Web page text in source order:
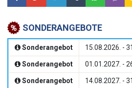
SONDERANGEBOTE
Sonderangebot 15.08.2026. -
Sonderangebot 01.01.2027. -
Sonderangebot 14.08.2027. -